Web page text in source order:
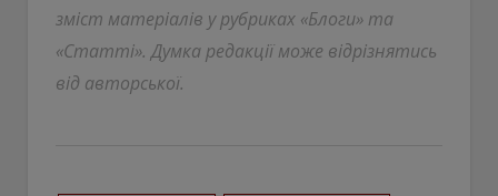
зміст матеріалів у рубриках «Блоги» та
«Статті». Думка редакції може відрізнятись
від авторської.